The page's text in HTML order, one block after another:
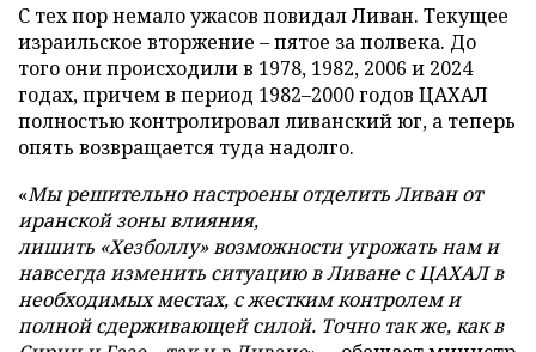
С тех пор немало ужасов повидал Ливан. Текущее
израильское вторжение – пятое за полвека. До
того они происходили в 1978, 1982, 2006 и 2024
годах, причем в период 1982–2000 годов ЦАХАЛ
полностью контролировал ливанский юг, а теперь
опять возвращается туда надолго.
«Мы решительно настроены отделить Ливан от
иранской зоны влияния,
лишить «Хезболлу» возможности угрожать нам и
навсегда изменить ситуацию в Ливане с ЦАХАЛ в
необходимых местах, с жестким контролем и
полной сдерживающей силой. Точно так же, как в